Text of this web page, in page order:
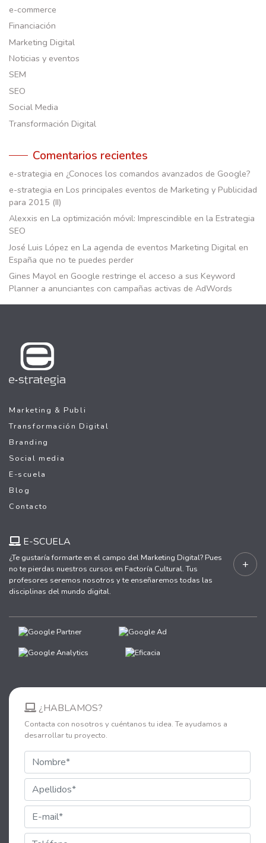
e-commerce
Financiación
Marketing Digital
Noticias y eventos
SEM
SEO
Social Media
Transformación Digital
Comentarios recientes
e-strategia en ¿Conoces los comandos avanzados de Google?
e-strategia en Los principales eventos de Marketing y Publicidad
para 2015 (II)
Alexxis en La optimización móvil: Imprescindible en la Estrategia
SEO
José Luis López en La agenda de eventos Marketing Digital en
España que no te puedes perder
Gines Mayol en Google restringe el acceso a sus Keyword
Planner a anunciantes con campañas activas de AdWords
Marketing & Publi
Transformación Digital
Branding
Social media
E-scuela
Blog
Contacto
E-SCUELA
¿Te gustaría formarte en el campo del Marketing Digital? Pues
no te pierdas nuestros cursos en Factoría Cultural. Tus
profesores seremos nosotros y te enseñaremos todas las
disciplinas del mundo digital.
+
¿HABLAMOS?
Contacta con nosotros y cuéntanos tu idea. Te ayudamos a
desarrollar tu proyecto.